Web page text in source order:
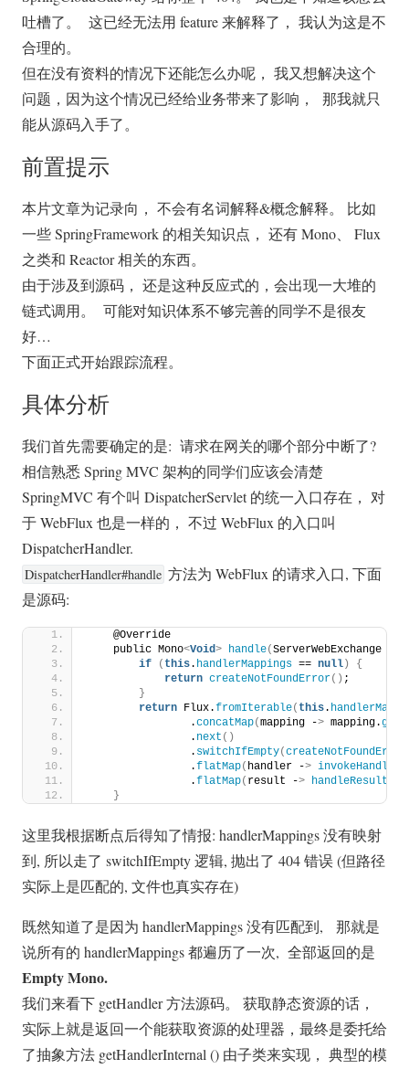
吐槽了。 这已经无法用 feature 来解释了， 我认为这是不
合理的。
但在没有资料的情况下还能怎么办呢， 我又想解决这个
问题，因为这个情况已经给业务带来了影响， 那我就只
能从源码入手了。
前置提示
本片文章为记录向， 不会有名词解释&概念解释。 比如
一些 SpringFramework 的相关知识点， 还有 Mono、 Flux
之类和 Reactor 相关的东西。
由于涉及到源码， 还是这种反应式的，会出现一大堆的
链式调用。 可能对知识体系不够完善的同学不是很友
好…
下面正式开始跟踪流程。
具体分析
我们首先需要确定的是: 请求在网关的哪个部分中断了?
相信熟悉 Spring MVC 架构的同学们应该会清楚
SpringMVC 有个叫 DispatcherServlet 的统一入口存在， 对
于 WebFlux 也是一样的， 不过 WebFlux 的入口叫
DispatcherHandler.
DispatcherHandler#handle 方法为 WebFlux 的请求入口, 下面
是源码:
    @Override
    public Mono
<Void> handle(ServerWebExchange
if
( this. handlerMappings == null )
{
return createNotFoundError() ;
}
return Flux.fromIterable( this.
                .
concatMap(mapping -> mapping.
                .
next ()
                .
switchIfEmpty(createNotFoundError
                .
flatMap( handler -> invokeHandler
                .
flatMap( result -> handleResult
}
这里我根据断点后得知了情报: handlerMappings 没有映射
到, 所以走了 switchIfEmpty 逻辑, 抛出了 404 错误 (但路径
实际上是匹配的, 文件也真实存在)
既然知道了是因为 handlerMappings 没有匹配到, 那就是
说所有的 handlerMappings 都遍历了一次, 全部返回的是
Empty Mono.
我们来看下 getHandler 方法源码。 获取静态资源的话，
实际上就是返回一个能获取资源的处理器，最终是委托给
了抽象方法 getHandlerInternal () 由子类来实现， 典型的模